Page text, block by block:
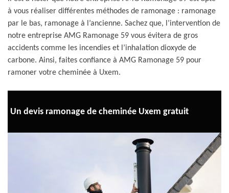
à vous réaliser différentes méthodes de ramonage : ramonage
par le bas, ramonage à l’ancienne. Sachez que, l’intervention de
notre entreprise AMG Ramonage 59 vous évitera de gros
accidents comme les incendies et l’inhalation dioxyde de
carbone. Ainsi, faites confiance à AMG Ramonage 59 pour
ramoner votre cheminée à Uxem.
Un devis ramonage de cheminée Uxem gratuit